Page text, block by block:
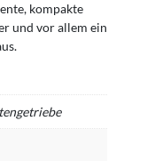
kompakte
und vor allem ein